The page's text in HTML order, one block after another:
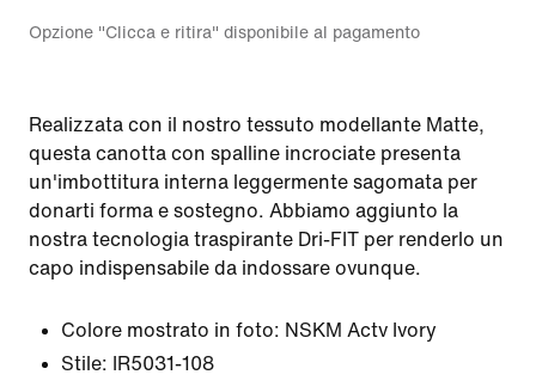
Opzione "Clicca e ritira" disponibile al pagamento
Realizzata con il nostro tessuto modellante Matte,
questa canotta con spalline incrociate presenta
un'imbottitura interna leggermente sagomata per
donarti forma e sostegno. Abbiamo aggiunto la
nostra tecnologia traspirante Dri-FIT per renderlo un
capo indispensabile da indossare ovunque.
Colore mostrato in foto: NSKM Actv Ivory
Stile:
IR5031-108